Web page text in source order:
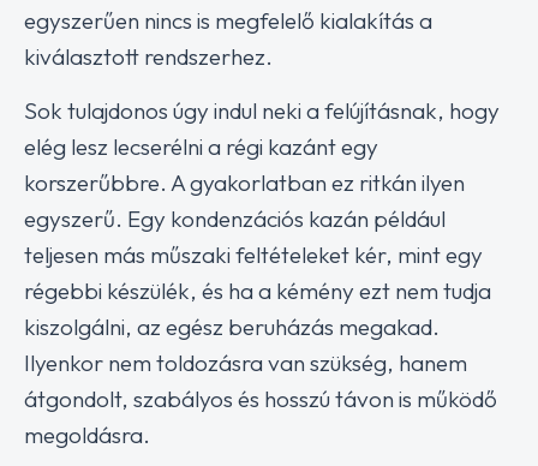
egyszerűen nincs is megfelelő kialakítás a
kiválasztott rendszerhez.
Sok tulajdonos úgy indul neki a felújításnak, hogy
elég lesz lecserélni a régi kazánt egy
korszerűbbre. A gyakorlatban ez ritkán ilyen
egyszerű. Egy kondenzációs kazán például
teljesen más műszaki feltételeket kér, mint egy
régebbi készülék, és ha a kémény ezt nem tudja
kiszolgálni, az egész beruházás megakad.
Ilyenkor nem toldozásra van szükség, hanem
átgondolt, szabályos és hosszú távon is működő
megoldásra.